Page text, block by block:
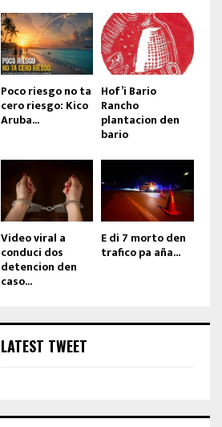
Poco riesgo no ta
cero riesgo: Kico
Aruba...
Hof’i Bario
Rancho
plantacion den
bario
Video viral a
conduci dos
detencion den
caso...
E di 7 morto den
trafico pa aña...
LATEST TWEET